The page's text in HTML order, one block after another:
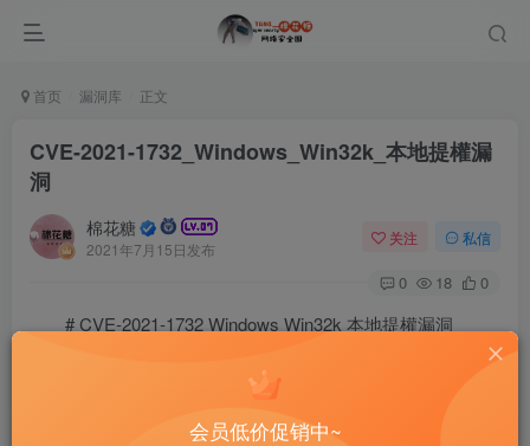
首页 漏洞库 正文
CVE-2021-1732_Windows_Win32k_本地提權漏
洞
棉花糖
2021年7月15日发布
关注 私信
0 18 0
# CVE-2021-1732 Windows Win32k 本地提權漏洞
![](/static/pwnwiki/img/Xnip2021-03-22 15-12-28.jpg)
会员低价促销中~